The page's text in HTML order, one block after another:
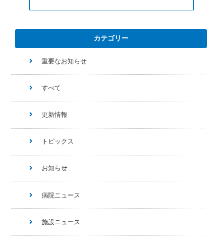
カテゴリー
重要なお知らせ
すべて
更新情報
トピックス
お知らせ
病院ニュース
施設ニュース